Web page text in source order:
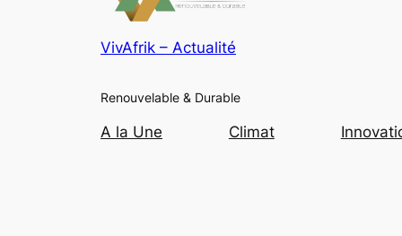
VivAfrik – Actualité
Renouvelable & Durable
A la Une Climat